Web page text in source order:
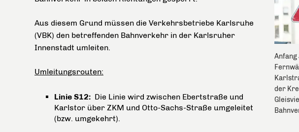
der
Aus diesem Grund müssen die Verkehrsbetriebe Karlsruhe
(VBK) den betreffenden Bahnverkehr in der Karlsruher
Innenstadt umleiten.
Umleitungsrouten:
Linie S12: Die Linie wird zwischen Ebertstraße und
Karlstor über ZKM und Otto-Sachs-Straße umgeleitet
(bzw. umgekehrt).